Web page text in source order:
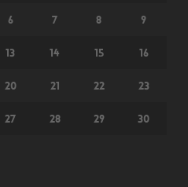
6 7 8 9
13 14 15 16
20 21 22 23
27 28 29 30